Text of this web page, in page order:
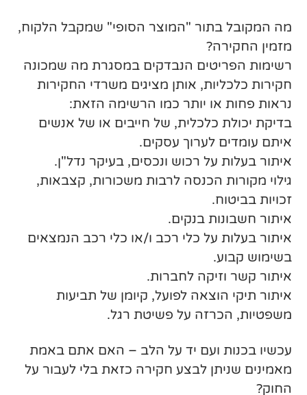
מה המקובל בתור "המוצר הסופי" שמקבל הלקוח,
מזמין החקירה?
רשימות הפריטים הנבדקים במסגרת מה שמכונה
חקירות כלכליות, אותן מציגים משרדי החקירות
נראות פחות או יותר כמו הרשימה הזאת:
בדיקת יכולת כלכלית, של חייבים או של אנשים
איתם עומדים לערוך עסקים.
איתור בעלות על רכוש ונכסים, בעיקר נדל"ן.
גילוי מקורות הכנסה לרבות משכורות, קצבאות,
זכויות בביטוח.
איתור חשבונות בנקים.
איתור בעלות על כלי רכב ו/או כלי רכב הנמצאים
בשימוש קבוע.
איתור קשר וזיקה לחברות.
איתור תיקי הוצאה לפועל, קיומן של תביעות
משפטיות, הכרזה על פשיטת רגל.
עכשיו בכנות ועם יד על הלב – האם אתם באמת
מאמינים שניתן לבצע חקירה כזאת בלי לעבור על
החוק?